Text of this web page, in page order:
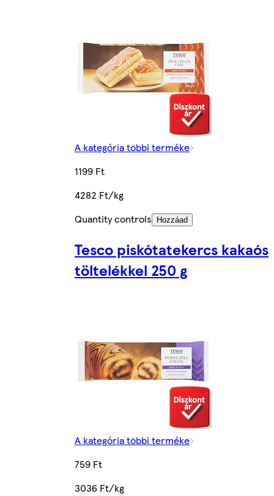
A kategória többi terméke
1199 Ft
4282 Ft/kg
Quantity controls
Hozzáad
Tesco piskótatekercs kakaós
töltelékkel 250 g
A kategória többi terméke
759 Ft
3036 Ft/kg